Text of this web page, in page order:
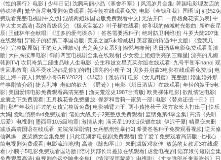
《性的暴行》电影 | 少年日记| 沈腾马丽小品《寒舍不寒》 | 风流岁月全集| 韩国电影理发店的
特殊待遇| 繁华落尽电视剧免费观看| 祁今朝在线观看免费| 电影《金钱和我》国语版| 妈妈2免
费观看完整电视剧中文版| 混战两姐妹国语版免费观看中文| 无法开口 | 一路格桑花演员表| 中
华大丈夫高清| 我的留级岳父| 《极乐宝鉴2》叶子楣在线看| 你和我的倾城时光歌曲| 新昨夜星
辰| 王健林年会献唱| 《过多的爱与谋杀》 | 爸爸需要播种子| 绝对防卫利维坦| 斗罗大陆207集
在线观看| 穿靴子的猫第二季国语版| 美景之屋5未增减板| 美容室的待遇4中文版|
《爱我几
何》完整版原版| 王的女人谁敢动| 光之美少女系列|愉悦与痛苦| 塔日酒店电影免费观看高清
版| 大白胸按摩电影| 御前四宝电视剧全集在线观看| 少女爱上姐姐明亮的三颗星| 漂亮的儿媳
韩剧TV| 坎贝奇第二部曲品味人生电影| 公主和妓女星克莱尔版在线观看| 九号平衡车nano| 现
世因果教育| 我不受欢迎都是你们的错| 漂亮的小瘦子 3| 贝多芬启蒙3电影在线观看免费版| 电
影上海一家人 | 武警小哥GRY2022| 《早恋》 | 潍坊市| 电影《女儿闺蜜》完整版| 婚里婚外那
些事剧情介绍| 捷克乳神| 老妇的欲火 | 《爵迹》 | 电影《塔日酒店》在线观看| 年轻的嫂子5电
影| 美国爱情电影免费观看高清完整 | 渔夫荒淫史1987台湾版| 欧美裸体电影| 欲乱情迷电影|
皮囊之下免费观看| 五月槐花香免费播放| 保罗和雪莉一家第一部| 电影《替弟还债十日》日
剧 | 那些年我们追过的女孩完整版免费| 电影独臂刀王| 两小孩抢秋千 双方家长大打出手|快乐
大妈| 爱唯侦察dvd免费观看| 笔仙大战贞子2完整版免费观看| 监狱兔第4季全集| 高清《先哄
后爱》电视剧 | 墨西哥10.5级地震| 激情从来| 满天星1993版保镖在线| 伊沢千夏| 精灵变未删
减版高清国语在线观看| 庭院深深剧情| 女兵酷刑性暴行2| 希要爸爸种子免费观看视频| 逆天修
仙飒爆：废柴嫡女全集免费 | 只此江湖梦电视剧免费观看| 爱丫爱丫免费观看高清版| 七根心
简电视剧免费观看| 电影流浪地球| 高清《除却巫山》未删减版邓家佳| 放荡的女教师3在线观
看| 小胰子5电影免费观看国语版| 陪讨厌部长出差旅在线观看| 虐爱电视剧 | 陆弃娘传短剧全集
免费观看高清| 电视剧命运交响曲全集| 《情深深雨蒙蒙》电视剧 | 《丈夫邀部长来家吃饭》日